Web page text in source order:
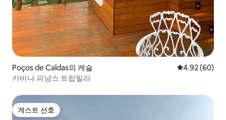
Poços de Caldas의 캐슬 평점 4.92점(5
4.92 (60)
카바나 피냥스 트립빌라
게스트 선호
게스트 선호